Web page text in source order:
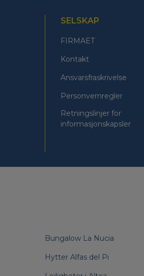
SELSKAP
FIRMAET
Kontakt
Ansvarsfraskrivelse
Personvernregler
Retningslinjer for
informasjonskapsler
Bungalow La Nucia
Hytter Alfas del Pi